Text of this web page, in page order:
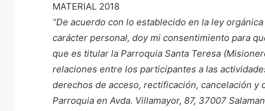
MATERIAL 2018
“De acuerdo con lo establecido en la ley
carácter personal, doy mi consentimiento para
que es titular la Parroquia Santa Teresa
relaciones entre los participantes a las
derechos de acceso, rectificación, cancelación
Parroquia en Avda. Villamayor, 87, 37007